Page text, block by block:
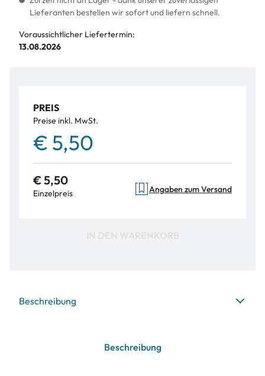
Lieferanten bestellen wir sofort und liefern schnell.
Voraussichtlicher Liefertermin:
13.08.2026
PREIS
Preise inkl. MwSt.
€ 5,50
€ 5,50
Einzelpreis Angaben zum Versand
Beschreibung
Beschreibung